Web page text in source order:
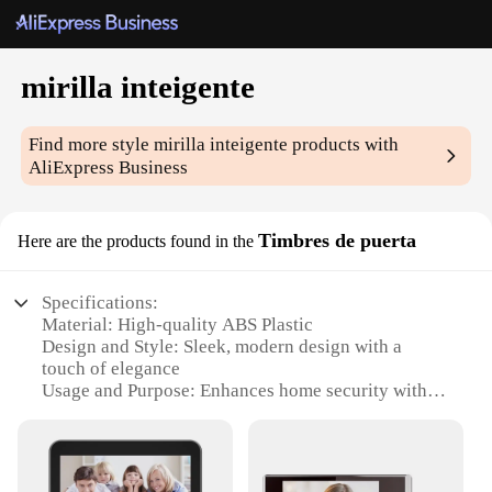
mirilla inteigente
Find more stylemirilla inteigente products with
AliExpress Business
Here are the products found in the Timbres de puerta
Specifications:
Material: High-quality ABS Plastic
Design and Style: Sleek, modern design with a
touch of elegance
Usage and Purpose: Enhances home security with
Performance and Property: Equipped with advanced
motion detection and clear audio communication
Parts and Accessories: Comes with a set of durable